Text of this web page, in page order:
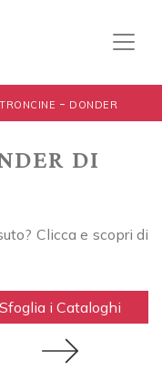
- DONDER
di
Clicca e scopri di
Sfoglia i Cataloghi